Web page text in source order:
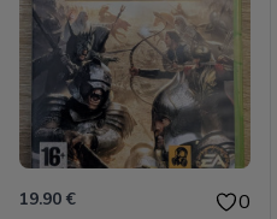
19.90 € 0